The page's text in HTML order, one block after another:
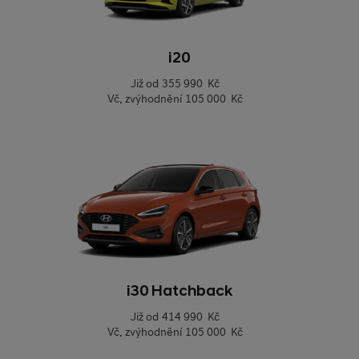
i20
Již od 355 990 Kč
Vč. zvýhodnění 105 000 Kč
i30 Hatchback
Již od 414 990 Kč
Vč. zvýhodnění 105 000 Kč